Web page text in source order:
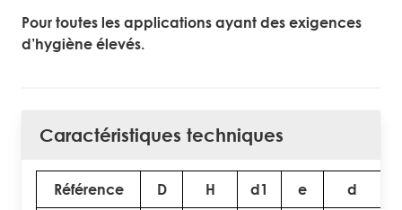
Pour toutes les applications ayant des exigences
d’hygiène élevés.
Caractéristiques techniques
Référence D H d1 e d